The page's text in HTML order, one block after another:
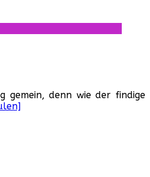
gemein, denn wie der findige